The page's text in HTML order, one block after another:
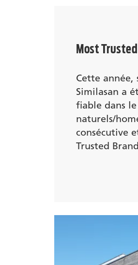
Most
Cette année,
Similasan a
fiable dans
naturels/
consécutive
Trusted